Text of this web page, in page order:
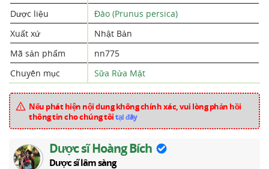
Dược liệu
Đào (Prunus persica)
Xuất xứ
Nhật Bản
Mã sản phẩm
nn775
Chuyên mục
Sữa Rửa Mặt
Nếu phát hiện nội dung không chính xác, vui lòng phản hồi
thông tin cho chúng tôitại đây
Dược sĩ Hoàng Bích
Dược sĩ lâm sàng